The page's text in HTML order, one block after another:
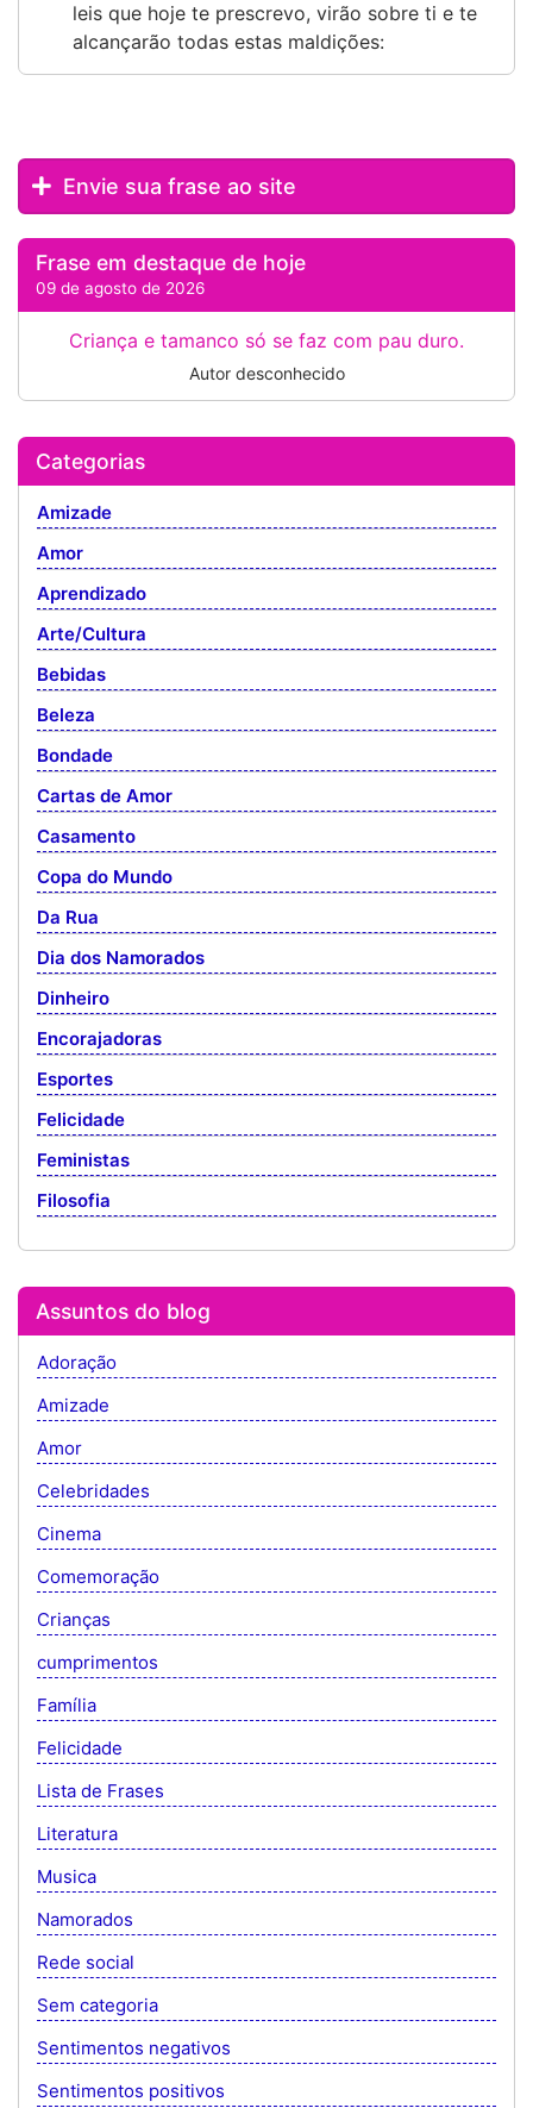
leis que hoje te prescrevo, virão sobre ti e te
alcançarão todas estas maldições:
Envie sua frase ao site
Frase em destaque de hoje
09 de agosto de 2026
Criança e tamanco só se faz com pau duro.
Autor desconhecido
Categorias
Amizade
Amor
Aprendizado
Arte/Cultura
Bebidas
Beleza
Bondade
Cartas de Amor
Casamento
Copa do Mundo
Da Rua
Dia dos Namorados
Dinheiro
Encorajadoras
Esportes
Felicidade
Feministas
Filosofia
Assuntos do blog
Adoração
Amizade
Amor
Celebridades
Cinema
Comemoração
Crianças
cumprimentos
Família
Felicidade
Lista de Frases
Literatura
Musica
Namorados
Rede social
Sem categoria
Sentimentos negativos
Sentimentos positivos